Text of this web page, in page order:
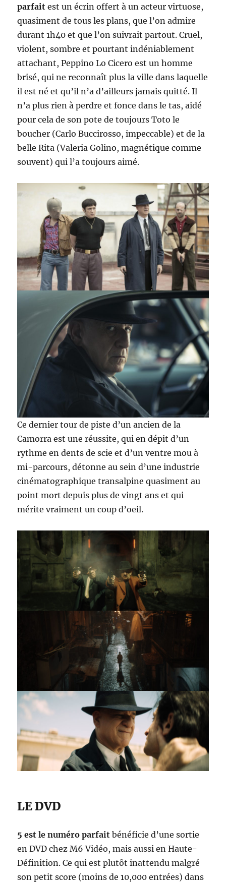
parfaitest un écrin offert à un acteur virtuose,
quasiment de tous les plans, que l’on admire
durant 1h40 et que l’on suivrait partout. Cruel,
violent, sombre et pourtant indéniablement
attachant, Peppino Lo Cicero est un homme
brisé, qui ne reconnaît plus la ville dans laquelle
il est né et qu’il n’a d’ailleurs jamais quitté. Il
n’a plus rien à perdre et fonce dans le tas, aidé
pour cela de son pote de toujours Toto le
boucher (Carlo Buccirosso, impeccable) et de la
belle Rita (Valeria Golino, magnétique comme
souvent) qui l’a toujours aimé.
Ce dernier tour de piste d’un ancien de la
Camorra est une réussite, qui en dépit d’un
rythme en dents de scie et d’un ventre mou à
mi-parcours, détonne au sein d’une industrie
cinématographique transalpine quasiment au
point mort depuis plus de vingt ans et qui
mérite vraiment un coup d’oeil.
LE DVD
5 est le numéro parfait bénéficie d’une sortie
en DVD chez M6 Vidéo, mais aussi en Haute-
Définition. Ce qui est plutôt inattendu malgré
son petit score (moins de 10,000 entrées) dans